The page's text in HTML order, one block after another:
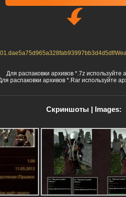
Для распаковки архивов *.7z используйте
распаковки архивов *.Rar используйте
Скриншоты | Images: